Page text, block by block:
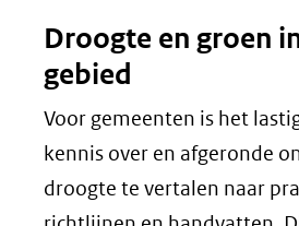
Droogte en groen
gebied
Voor gemeenten is het
kennis over en afgeronde
droogte te vertalen naar